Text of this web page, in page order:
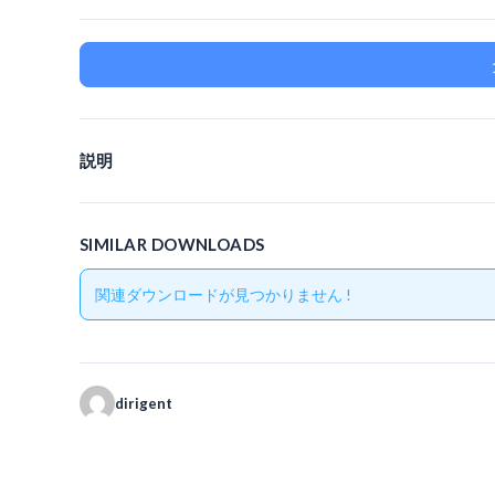
説明
SIMILAR DOWNLOADS
関連ダウンロードが見つかりません !
dirigent